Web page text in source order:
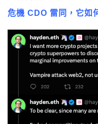
危機 CDO 雷同，它如